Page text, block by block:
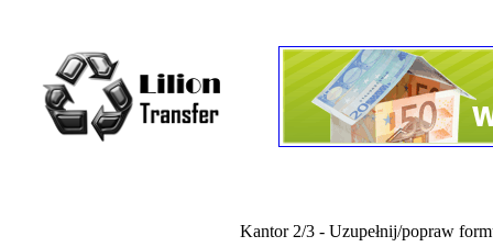
Kantor 2/3 - Uzupełnij/popraw